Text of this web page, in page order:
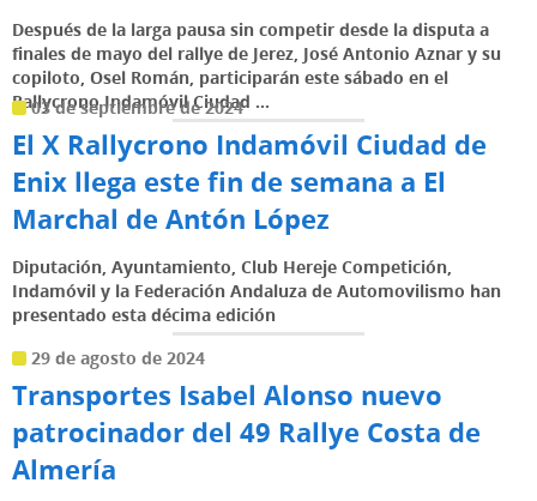
Después de la larga pausa sin competir desde la disputa a
finales de mayo del rallye de Jerez, José Antonio Aznar y su
copiloto, Osel Román, participarán este sábado en el
Rallycrono Indamóvil Ciudad ...
03 de septiembre de 2024
El X Rallycrono Indamóvil Ciudad de
Enix llega este fin de semana a El
Marchal de Antón López
Diputación, Ayuntamiento, Club Hereje Competición,
Indamóvil y la Federación Andaluza de Automovilismo han
presentado esta décima edición
29 de agosto de 2024
Transportes Isabel Alonso nuevo
patrocinador del 49 Rallye Costa de
Almería